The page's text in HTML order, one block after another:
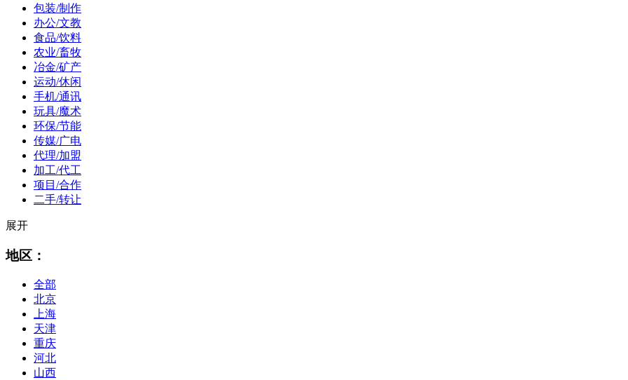
包装/制作
办公/文教
食品/饮料
农业/畜牧
冶金/矿产
运动/休闲
手机/通讯
玩具/魔术
环保/节能
传媒/广电
代理/加盟
加工/代工
项目/合作
二手/转让
展开
地区：
全部
北京
上海
天津
重庆
河北
山西